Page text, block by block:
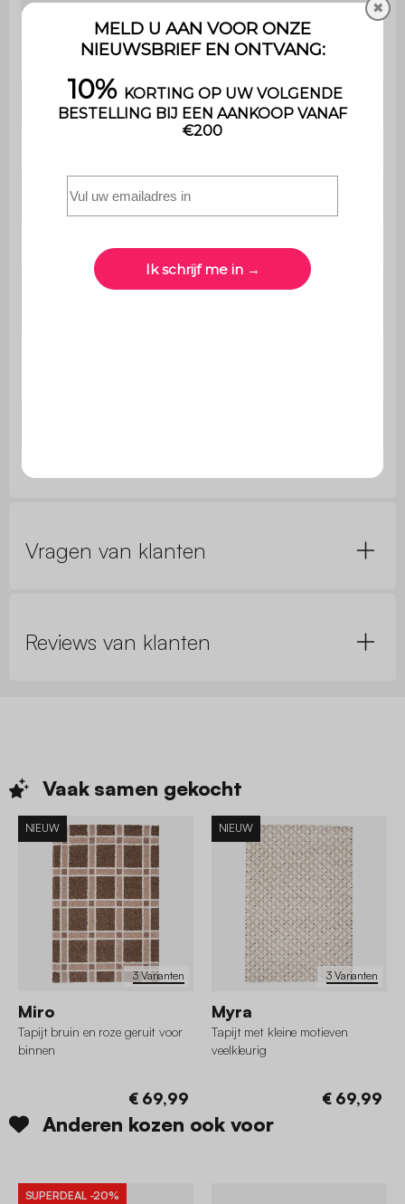
Oeko-Tex
Standard 100
Gebruik Binnen
Garantie
Wasbaar in de wasmachine Nee
Compatibel met
Vragen van klanten
Reviews van klanten
Vaak samen gekocht
3 Varianten
NIEUW
Miro
Tapijt bruin en roze geruit voor
binnen
€ 69,99
3 Varianten
NIEUW
Myra
Tapijt met kleine motieven
veelkleurig
€ 69,99
Anderen kozen ook voor
SUPERDEAL -20%
✖